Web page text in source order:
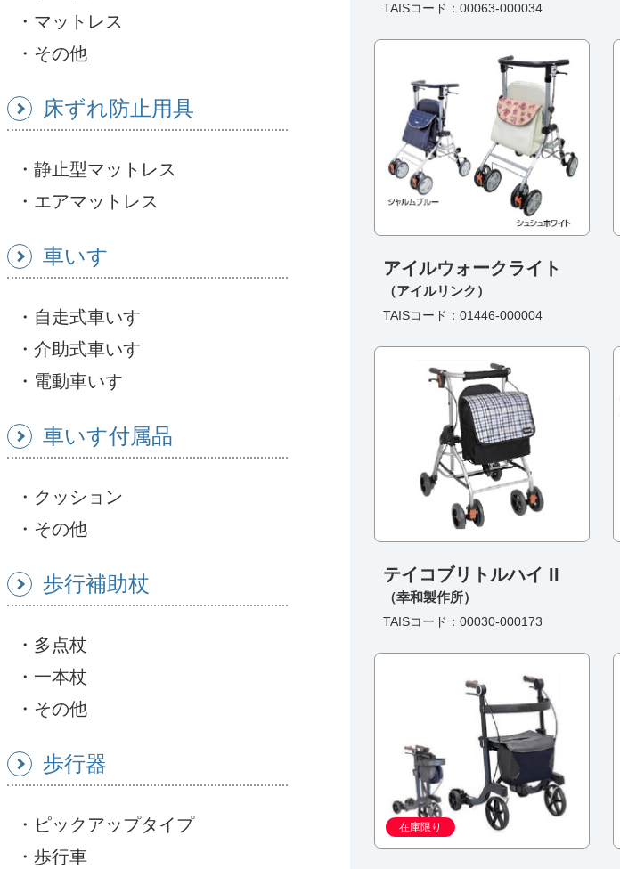
TAISコード：00063-000034
アイルウォークライト
（アイルリンク）
TAISコード：01446-000004
テイコブリトルハイ II
（幸和製作所）
TAISコード：00030-000173
在庫限り
マットレス
その他
床ずれ防止用具
静止型マットレス
エアマットレス
車いす
自走式車いす
介助式車いす
電動車いす
車いす付属品
クッション
その他
歩行補助杖
多点杖
一本杖
その他
歩行器
ピックアップタイプ
歩行車